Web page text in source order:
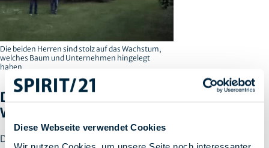
Diese Webseite verwendet Cookies
Der Mammutbaum als Vorbild - Ein
Weihnachtsgeschenk im Blumentopf
Die aufgezählten Besonderheiten des Mammutbaums
Die beiden Herren sind stolz auf das Wachstum,
welches Baum und Unternehmen hingelegt
haben